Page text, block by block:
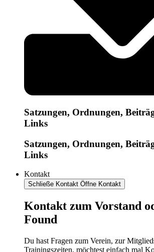
Satzungen, Ordnungen,
Links
Satzungen, Ordnungen,
Links
Kontakt
Schließe Kontakt Öffne Kontakt
Kontakt zum Vorstand
Found
Du hast Fragen zum Verein, zur
Trainingszeiten, möchtest einfach mal